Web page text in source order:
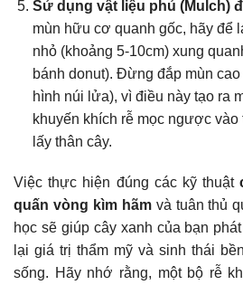
Sử dụng vật liệu phủ (Mulch)
mùn hữu cơ quanh gốc, hãy để
nhỏ (khoảng 5-10cm) xung
bánh donut). Đừng đắp mùn
hình núi lửa), vì điều này tạo ra
khuyến khích rễ mọc ngược
lấy thân cây.
Việc thực hiện đúng các kỹ thuật
quấn vòng kìm hãmvà tuân thủ
học sẽ giúp cây xanh của bạn
lại giá trị thẩm mỹ và sinh thái
sống. Hãy nhớ rằng, một bộ rễ